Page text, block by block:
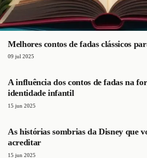
Melhores contos de fadas clássicos
09 jul 2025
A influência dos contos de fadas na
identidade infantil
15 jun 2025
As histórias sombrias da Disney que
acreditar
15 jun 2025